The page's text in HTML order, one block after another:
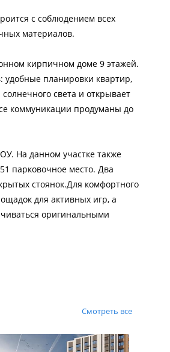
с соблюдением всех
материалов.
кирпичном доме 9 этажей.
удобные планировки квартир,
света и открывает
коммуникации продуманы до
На данном участке также
парковочное место. Два
стоянок.Для комфортного
для активных игр, а
оригинальными
Смотреть все